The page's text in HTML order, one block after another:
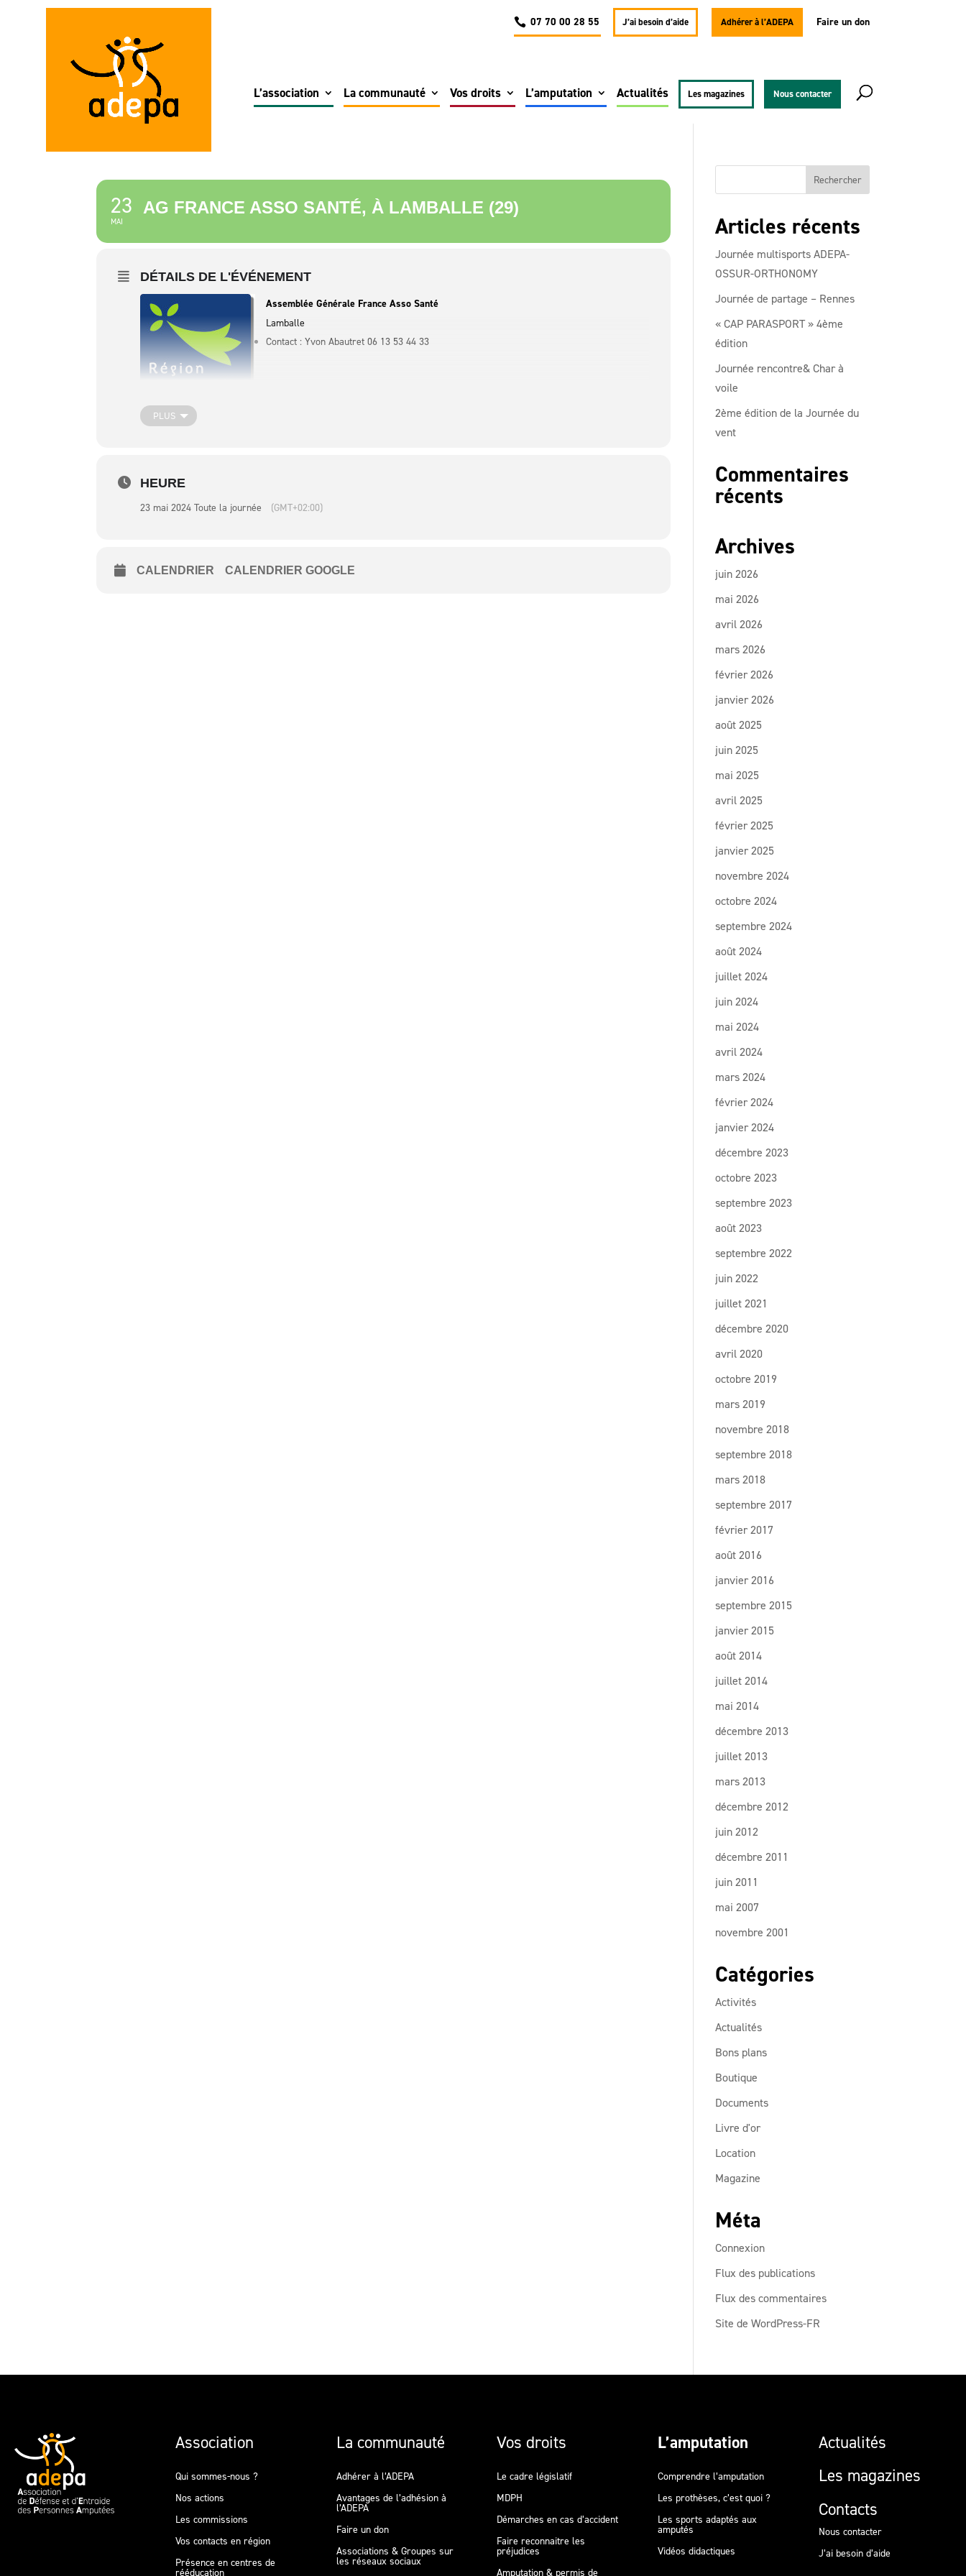
07 70 00 28 55 J’ai besoin d’aide Adhérer à l’ADEPA Faire un don
L’association La communauté Vos droits L’amputation Actualités Les magazines Nous contacter
23
MAI
AG FRANCE ASSO SANTÉ, À LAMBALLE (29)
DÉTAILS DE L'ÉVÉNEMENT
Assemblée Générale France Asso Santé
Lamballe
Contact : Yvon Abautret 06 13 53 44 33
PLUS
HEURE
23 mai 2024 Toute la journée (GMT+02:00)
CALENDRIER CALENDRIER GOOGLE
Articles récents
Journée multisports ADEPA-
OSSUR-ORTHONOMY
Journée de partage – Rennes
« CAP PARASPORT » 4ème
édition
Journée rencontre& Char à
voile
2ème édition de la Journée du
vent
Commentaires
récents
Archives
juin 2026
mai 2026
avril 2026
mars 2026
février 2026
janvier 2026
août 2025
juin 2025
mai 2025
avril 2025
février 2025
janvier 2025
novembre 2024
octobre 2024
septembre 2024
août 2024
juillet 2024
juin 2024
mai 2024
avril 2024
mars 2024
février 2024
janvier 2024
décembre 2023
octobre 2023
septembre 2023
août 2023
septembre 2022
juin 2022
juillet 2021
décembre 2020
avril 2020
octobre 2019
mars 2019
novembre 2018
septembre 2018
mars 2018
septembre 2017
février 2017
août 2016
janvier 2016
septembre 2015
janvier 2015
août 2014
juillet 2014
mai 2014
décembre 2013
juillet 2013
mars 2013
décembre 2012
juin 2012
décembre 2011
juin 2011
mai 2007
novembre 2001
Catégories
Activités
Actualités
Bons plans
Boutique
Documents
Livre d'or
Location
Magazine
Méta
Connexion
Flux des publications
Flux des commentaires
Site de WordPress-FR
Association
Qui sommes-nous ?
Nos actions
Les commissions
Vos contacts en région
Présence en centres de
rééducation
La communauté
Adhérer à l’ADEPA
Avantages de l’adhésion à
l’ADEPA
Faire un don
Associations & Groupes sur
les réseaux sociaux
Vos droits
Le cadre législatif
MDPH
Démarches en cas d’accident
Faire reconnaitre les
préjudices
Amputation & permis de
L’amputation
Comprendre l’amputation
Les prothèses, c’est quoi ?
Les sports adaptés aux
amputés
Vidéos didactiques
Actualités
Les magazines
Contacts
Nous contacter
J’ai besoin d’aide